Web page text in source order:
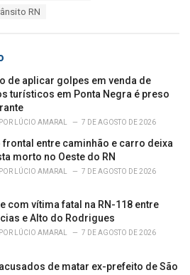
RN
de aplicar golpes em venda de
turísticos em Ponta Negra é preso
LÚCIO AMARAL 7 DE AGOSTO DE 2026
frontal entre caminhão e carro deixa
morto no Oeste do RN
LÚCIO AMARAL 7 DE AGOSTO DE 2026
com vítima fatal na RN-118 entre
e Alto do Rodrigues
LÚCIO AMARAL 7 DE AGOSTO DE 2026
de matar ex-prefeito de São